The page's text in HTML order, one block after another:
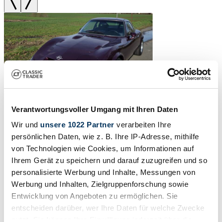
Verantwortungsvoller Umgang mit Ihren Daten
Wir und unsere 1022 Partner verarbeiten Ihre
persönlichen Daten, wie z. B. Ihre IP-Adresse, mithilfe
von Technologien wie Cookies, um Informationen auf
Ihrem Gerät zu speichern und darauf zuzugreifen und so
personalisierte Werbung und Inhalte, Messungen von
Werbung und Inhalten, Zielgruppenforschung sowie
Entwicklung von Angeboten zu ermöglichen. Sie
entscheiden darüber, wer Ihre Daten für welche Zwecke
1973 | Opel GT 1900
Opel GT 1900 – klassischer deutscher Sportwagen mit